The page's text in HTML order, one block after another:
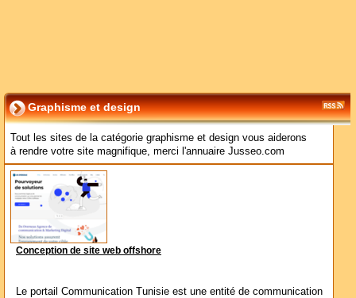
Graphisme et design
Tout les sites de la catégorie graphisme et design vous aiderons
à rendre votre site magnifique, merci l'annuaire Jusseo.com
Conception de site web offshore
Le portail Communication Tunisie est une entité de communication